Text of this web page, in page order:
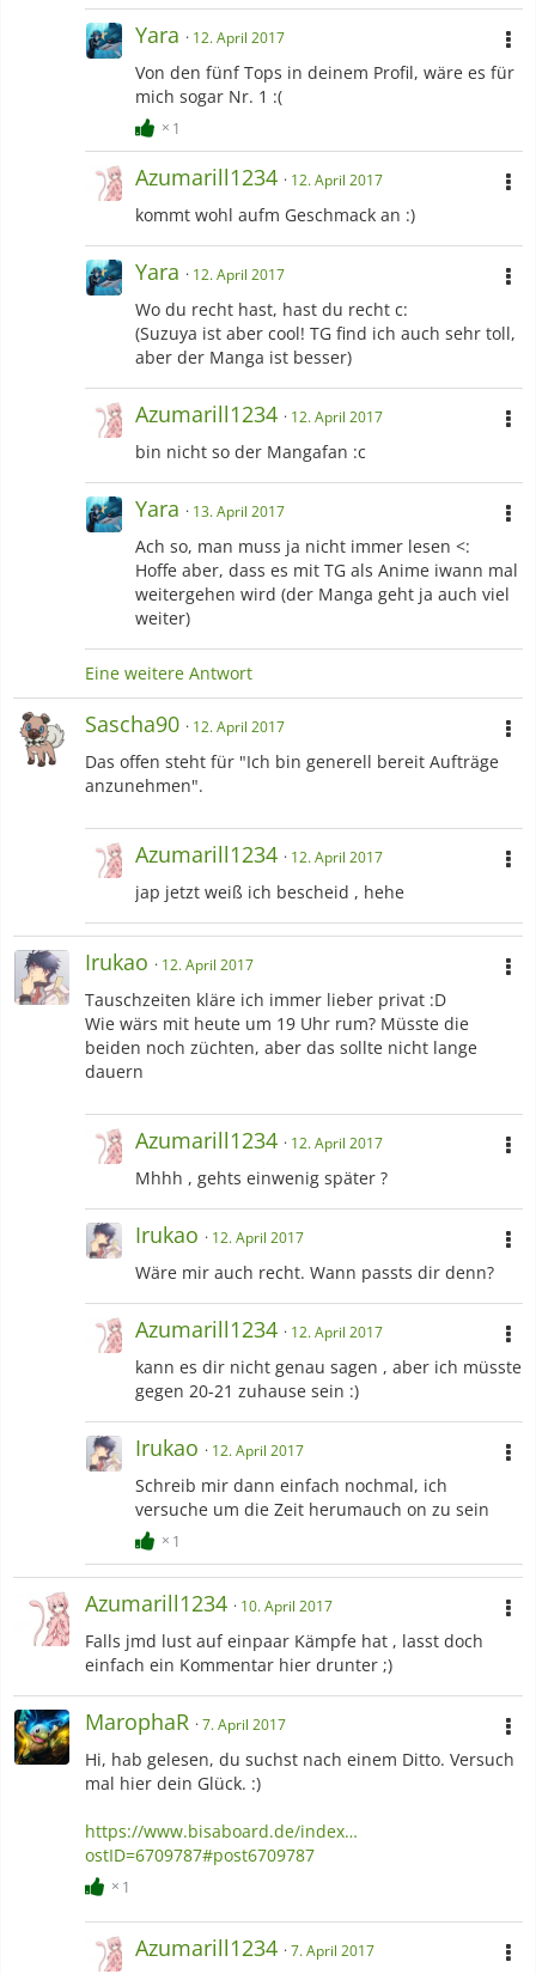
Yara 12. April 2017
Von den fünf Tops in deinem Profil, wäre es für
mich sogar Nr. 1 :(
1
Azumarill1234 12. April 2017
kommt wohl aufm Geschmack an :)
Yara 12. April 2017
Wo du recht hast, hast du recht c:
(Suzuya ist aber cool! TG find ich auch sehr toll,
aber der Manga ist besser)
Azumarill1234 12. April 2017
bin nicht so der Mangafan :c
Yara 13. April 2017
Ach so, man muss ja nicht immer lesen <:
Hoffe aber, dass es mit TG als Anime iwann mal
weitergehen wird (der Manga geht ja auch viel
weiter)
Eine weitere Antwort
Sascha90 12. April 2017
Das offen steht für "Ich bin generell bereit Aufträge
anzunehmen".
Azumarill1234 12. April 2017
jap jetzt weiß ich bescheid , hehe
Irukao 12. April 2017
Tauschzeiten kläre ich immer lieber privat :D
Wie wärs mit heute um 19 Uhr rum? Müsste die
beiden noch züchten, aber das sollte nicht lange
dauern
Azumarill1234 12. April 2017
Mhhh , gehts einwenig später ?
Irukao 12. April 2017
Wäre mir auch recht. Wann passts dir denn?
Azumarill1234 12. April 2017
kann es dir nicht genau sagen , aber ich müsste
gegen 20-21 zuhause sein :)
Irukao 12. April 2017
Schreib mir dann einfach nochmal, ich
versuche um die Zeit herumauch on zu sein
1
Azumarill1234 10. April 2017
Falls jmd lust auf einpaar Kämpfe hat , lasst doch
einfach ein Kommentar hier drunter ;)
MarophaR 7. April 2017
Hi, hab gelesen, du suchst nach einem Ditto. Versuch
mal hier dein Glück. :)
https://www.bisaboard.de/index…
ostID=6709787#post6709787
1
Azumarill1234 7. April 2017